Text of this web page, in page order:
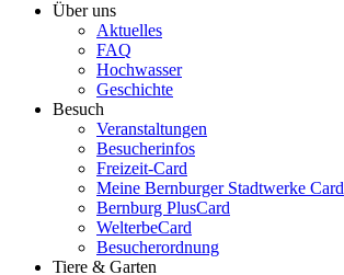
Über uns
Aktuelles
FAQ
Hochwasser
Geschichte
Besuch
Veranstaltungen
Besucherinfos
Freizeit-Card
Meine Bernburger Stadtwerke Card
Bernburg PlusCard
WelterbeCard
Besucherordnung
Tiere & Garten